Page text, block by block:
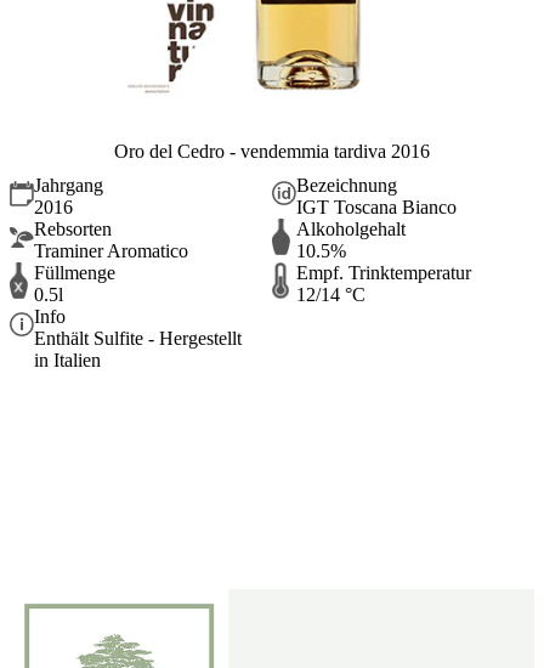
Oro del Cedro - vendemmia tardiva 2016
Jahrgang
2016
Bezeichnung
IGT Toscana Bianco
Rebsorten
Traminer Aromatico
Alkoholgehalt
10.5%
Füllmenge
0.5l
Empf. Trinktemperatur
12/14 °C
Info
Enthält Sulfite - Hergestellt
in Italien